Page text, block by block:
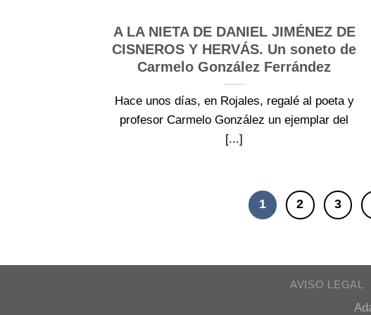
A LA NIETA DE DANIEL JIMÉNEZ DE
CISNEROS Y HERVÁS. Un soneto de
Carmelo González Ferrández
Hace unos días, en Rojales, regalé al poeta y
profesor Carmelo González un ejemplar del
[...]
1 2 3
AVISO LEGAL